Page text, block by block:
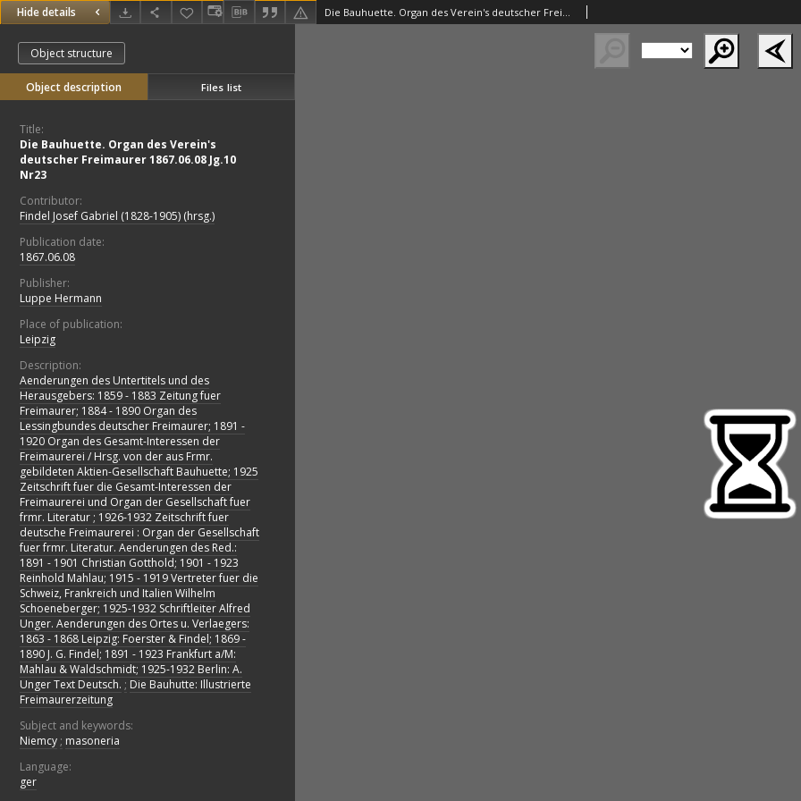
Hide details Die Bauhuette. Organ des Verein's deutscher Freimaurer 1867.06.08 Jg.10 Nr23
Object structure
Object description Files list
Title:
Die Bauhuette. Organ des Verein's
deutscher Freimaurer 1867.06.08 Jg.10
Nr23
Contributor:
Findel Josef Gabriel (1828-1905) (hrsg.)
Publication date:
1867.06.08
Publisher:
Luppe Hermann
Place of publication:
Leipzig
Description:
Aenderungen des Untertitels und des
Herausgebers: 1859 - 1883 Zeitung fuer
Freimaurer; 1884 - 1890 Organ des
Lessingbundes deutscher Freimaurer; 1891 -
1920 Organ des Gesamt-Interessen der
Freimaurerei / Hrsg. von der aus Frmr.
gebildeten Aktien-Gesellschaft Bauhuette; 1925
Zeitschrift fuer die Gesamt-Interessen der
Freimaurerei und Organ der Gesellschaft fuer
frmr. Literatur ; 1926-1932 Zeitschrift fuer
deutsche Freimaurerei : Organ der Gesellschaft
fuer frmr. Literatur. Aenderungen des Red.:
1891 - 1901 Christian Gotthold; 1901 - 1923
Reinhold Mahlau; 1915 - 1919 Vertreter fuer die
Schweiz, Frankreich und Italien Wilhelm
Schoeneberger; 1925-1932 Schriftleiter Alfred
Unger. Aenderungen des Ortes u. Verlaegers:
1863 - 1868 Leipzig: Foerster & Findel; 1869 -
1890 J. G. Findel; 1891 - 1923 Frankfurt a/M:
Mahlau & Waldschmidt; 1925-1932 Berlin: A.
Unger Text Deutsch. ; Die Bauhutte: Illustrierte
Freimaurerzeitung
Subject and keywords:
Niemcy ; masoneria
Language:
ger